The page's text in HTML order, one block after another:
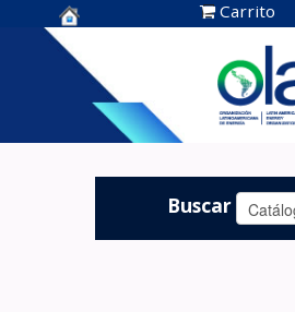
Centro de
Documentación
OLADE -
Carrito
Buscar